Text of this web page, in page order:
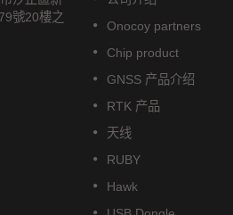
號20樓之
Onocoy partners
Chip product
GNSS 产品介绍
RTK 产品
天线
RUBY
Hawk
立多频GNSS 智能天线模组，包
含嵌入式贴片天线和基于Airoha
AG3352Q 平台的GNSS 接收电